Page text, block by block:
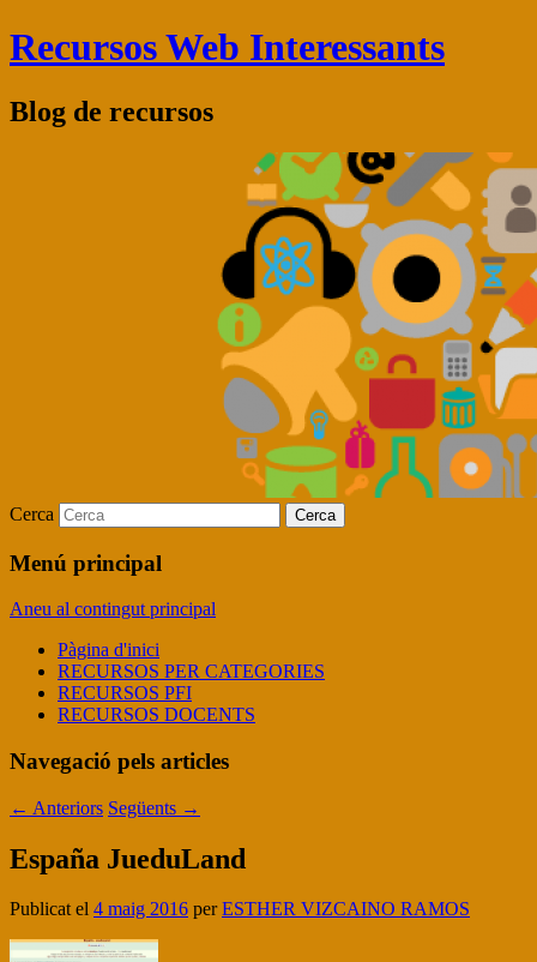
Recursos Web Interessants
Blog de recursos
Cerca
Menú principal
Aneu al contingut principal
Pàgina d'inici
RECURSOS PER CATEGORIES
RECURSOS PFI
RECURSOS DOCENTS
Navegació pels articles
← Anteriors Següents →
España JueduLand
Publicat el 4 maig 2016 perESTHER VIZCAINO RAMOS